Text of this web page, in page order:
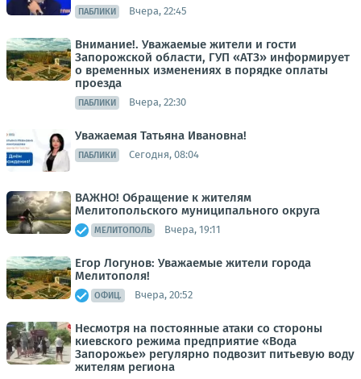
ПАБЛИКИ Вчера, 22:45
Внимание!. Уважаемые жители и гости
Запорожской области, ГУП «АТЗ» информирует
о временных изменениях в порядке оплаты
проезда
ПАБЛИКИ Вчера, 22:30
Уважаемая Татьяна Ивановна!
ПАБЛИКИ Сегодня, 08:04
ВАЖНО! Обращение к жителям
Мелитопольского муниципального округа
МЕЛИТОПОЛЬ Вчера, 19:11
Егор Логунов: Уважаемые жители города
Мелитополя!
ОФИЦ. Вчера, 20:52
Несмотря на постоянные атаки со стороны
киевского режима предприятие «Вода
Запорожье» регулярно подвозит питьевую воду
жителям региона